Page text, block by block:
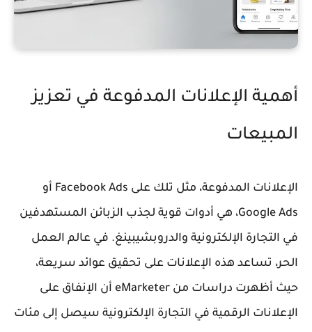
أهمية الإعلانات المدفوعة في تعزيز
المبيعات
الإعلانات المدفوعة، مثل تلك على Facebook Ads أو
Google Ads، هي أدوات قوية لجذب الزبائن المستهدفين
في التجارة الإلكترونية والدروبشيبينغ. في عالم العمل
الحر، تساعد هذه الإعلانات على تحقيق عوائد سريعة،
حيث أظهرت دراسات من eMarketer أن الإنفاق على
الإعلانات الرقمية في التجارة الإلكترونية سيصل إلى مئات